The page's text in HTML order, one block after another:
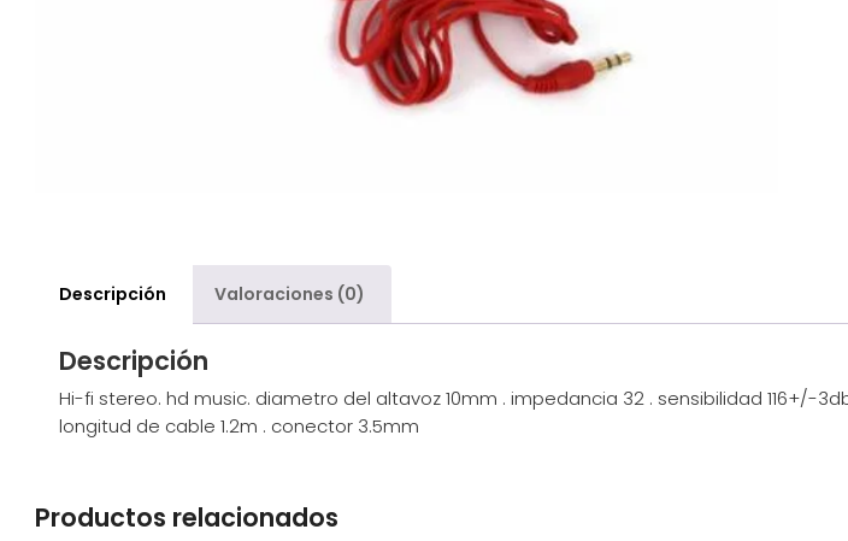
Descripción Valoraciones (0)
Descripción
Hi-fi stereo. hd music. diametro del altavoz 10mm . impedancia 32 . sensibilidad 116+/-
longitud de cable 1.2m . conector 3.5mm
Productos relacionados